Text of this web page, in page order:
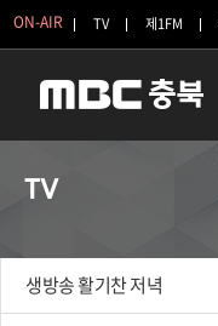
ON-AIR TV 제1FM
TV
생방송 활기찬 저녁